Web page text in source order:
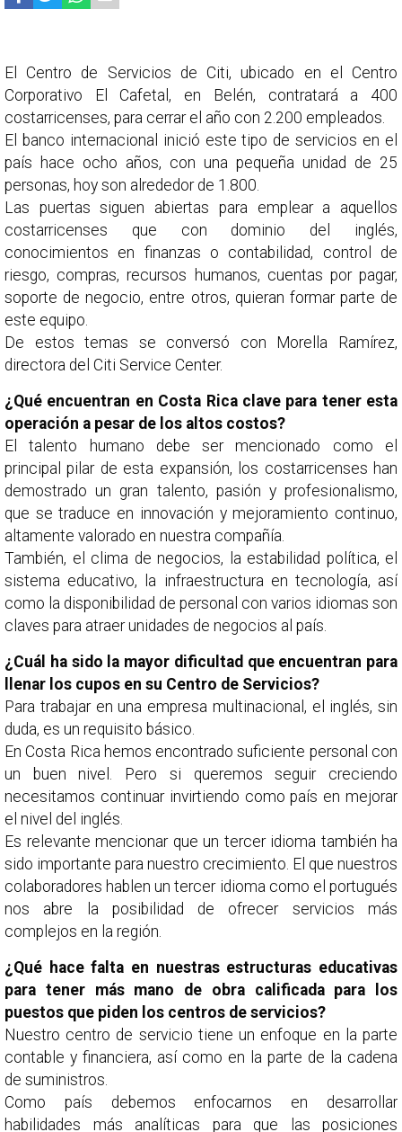
El Centro de Servicios de Citi, ubicado en el Centro
Corporativo El Cafetal, en Belén, contratará a 400
costarricenses, para cerrar el año con 2.200 empleados.
El banco internacional inició este tipo de servicios en el
país hace ocho años, con una pequeña unidad de 25
personas, hoy son alrededor de 1.800.
Las puertas siguen abiertas para emplear a aquellos
costarricenses que con dominio del inglés,
conocimientos en finanzas o contabilidad, control de
riesgo, compras, recursos humanos, cuentas por pagar,
soporte de negocio, entre otros, quieran formar parte de
este equipo.
De estos temas se conversó con Morella Ramírez,
directora del Citi Service Center.
¿Qué encuentran en Costa Rica clave para tener esta
operación a pesar de los altos costos?
El talento humano debe ser mencionado como el
principal pilar de esta expansión, los costarricenses han
demostrado un gran talento, pasión y profesionalismo,
que se traduce en innovación y mejoramiento continuo,
altamente valorado en nuestra compañía.
También, el clima de negocios, la estabilidad política, el
sistema educativo, la infraestructura en tecnología, así
como la disponibilidad de personal con varios idiomas son
claves para atraer unidades de negocios al país.
¿Cuál ha sido la mayor dificultad que encuentran para
llenar los cupos en su Centro de Servicios?
Para trabajar en una empresa multinacional, el inglés, sin
duda, es un requisito básico.
En Costa Rica hemos encontrado suficiente personal con
un buen nivel. Pero si queremos seguir creciendo
necesitamos continuar invirtiendo como país en mejorar
el nivel del inglés.
Es relevante mencionar que un tercer idioma también ha
sido importante para nuestro crecimiento. El que nuestros
colaboradores hablen un tercer idioma como el portugués
nos abre la posibilidad de ofrecer servicios más
complejos en la región.
¿Qué hace falta en nuestras estructuras educativas
para tener más mano de obra calificada para los
puestos que piden los centros de servicios?
Nuestro centro de servicio tiene un enfoque en la parte
contable y financiera, así como en la parte de la cadena
de suministros.
Como país debemos enfocarnos en desarrollar
habilidades más analíticas para que las posiciones